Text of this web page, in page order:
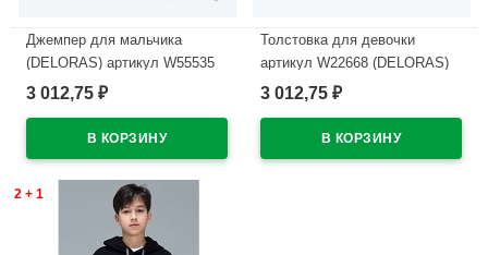
Джемпер для мальчика
(DELORAS) артикул W55535
размер 34/134-44/164 цвет
3 012,75 ₽
Толстовка для девочки
артикул W22668 (DELORAS)
размер цвет черный
3 012,75 ₽
2 + 1